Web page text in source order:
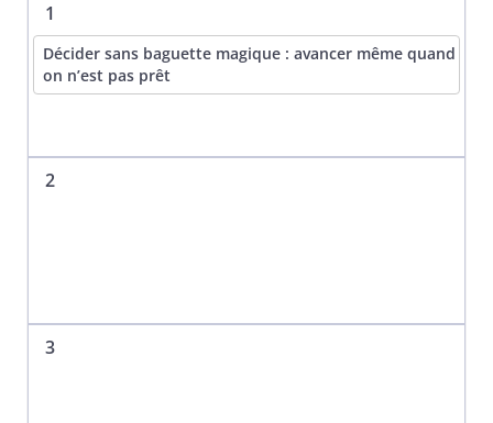
1
Décider sans baguette magique : avancer même quand
on n’est pas prêt
2
3